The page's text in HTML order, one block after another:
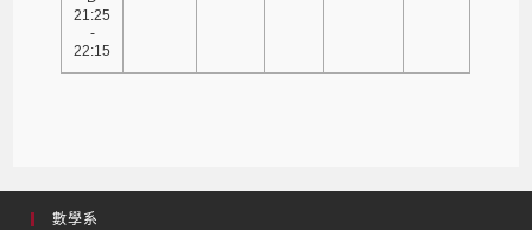
21:25
-
22:15
數學系